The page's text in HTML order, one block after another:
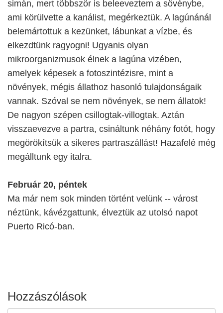
simán, mert többször is beleeveztem a sövénybe,
ami körülvette a kanálist, megérkeztük. A lagúnánál
belemártottuk a kezünket, lábunkat a vízbe, és
elkezdtünk ragyogni! Ugyanis olyan
mikroorganizmusok élnek a lagúna vizében,
amelyek képesek a fotoszintézisre, mint a
növények, mégis állathoz hasonló tulajdonságaik
vannak. Szóval se nem növények, se nem állatok!
De nagyon szépen csillogtak-villogtak. Aztán
visszaevezve a partra, csináltunk néhány fotót, hogy
megörökítsük a sikeres partraszállást! Hazafelé még
megálltunk egy italra.
Február 20, péntek
Ma már nem sok minden történt velünk -- várost
néztünk, kávézgattunk, élveztük az utolsó napot
Puerto Ricó-ban.
Hozzászólások